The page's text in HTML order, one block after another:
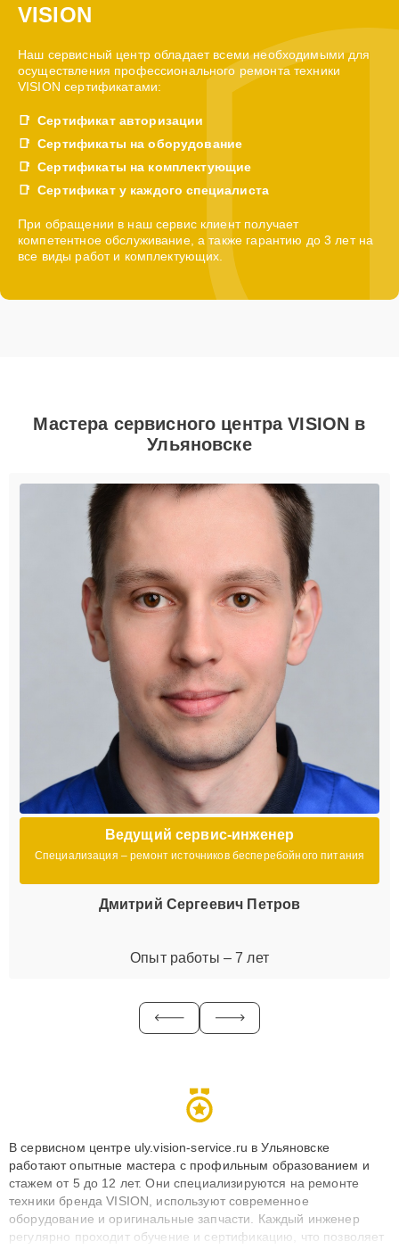
VISION
Наш сервисный центр обладает всеми необходимыми для
осуществления профессионального ремонта техники
VISION сертификатами:
Сертификат авторизации
Сертификаты на оборудование
Сертификаты на комплектующие
Сертификат у каждого специалиста
При обращении в наш сервис клиент получает
компетентное обслуживание, а также гарантию до 3 лет на
все виды работ и комплектующих.
Мастера сервисного центра VISION в
Ульяновске
Ведущий сервис-инженер
Специализация – ремонт источников бесперебойного питания
Дмитрий Сергеевич Петров
Опыт работы – 7 лет
В сервисном центре uly.vision-service.ru в Ульяновске
работают опытные мастера с профильным образованием и
стажем от 5 до 12 лет. Они специализируются на ремонте
техники бренда VISION, используют современное
оборудование и оригинальные запчасти. Каждый инженер
регулярно проходит обучение и сертификацию, что позволяет